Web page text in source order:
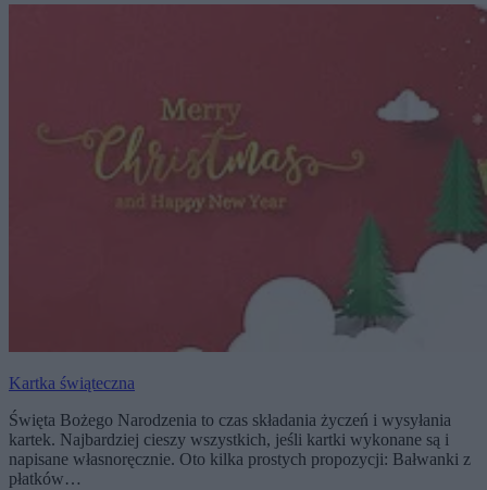
Kartka świąteczna
Święta Bożego Narodzenia to czas składania życzeń i wysyłania
kartek. Najbardziej cieszy wszystkich, jeśli kartki wykonane są i
napisane własnoręcznie. Oto kilka prostych propozycji: Bałwanki z
płatków…